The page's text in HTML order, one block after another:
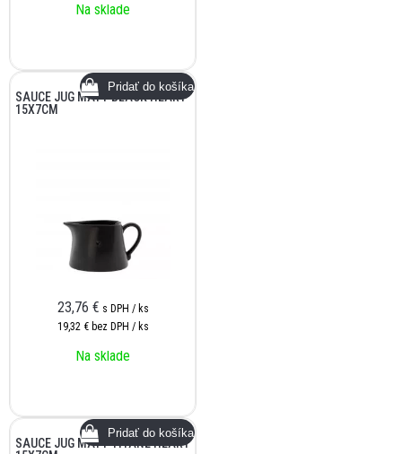
Na sklade
SAUCE JUG MATT BLACK HEART
15X7CM
23,76 € s DPH / ks
19,32 € bez DPH / ks
Na sklade
SAUCE JUG MATT TITANE HEART